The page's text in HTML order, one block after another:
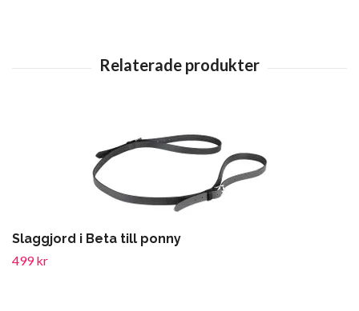
Slaggjord i Beta till ponny
499 kr